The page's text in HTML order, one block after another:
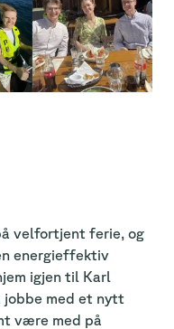
velfortjent ferie, og
energieffektiv
igjen til Karl
jobbe med et nytt
være med på